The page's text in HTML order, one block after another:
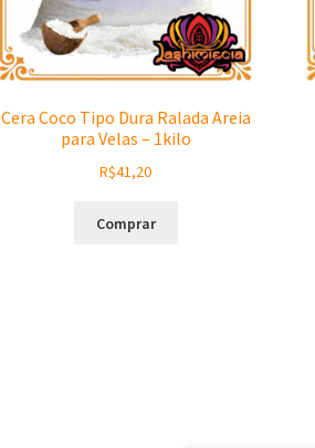
Cera Coco Tipo Dura Ralada Areia
para Velas – 1kilo
R$41,20
Comprar